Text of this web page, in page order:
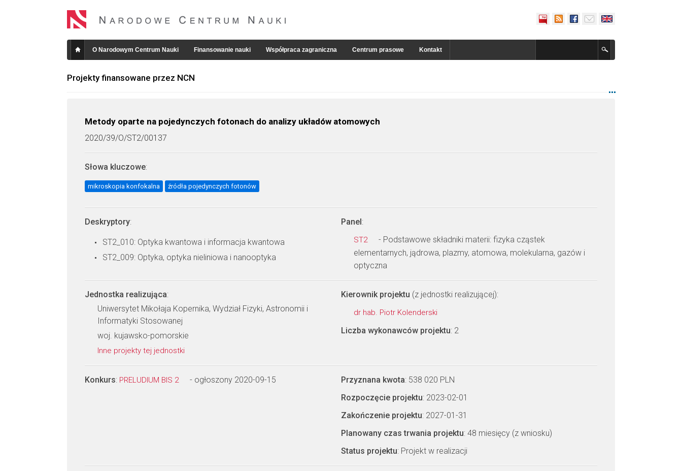
O Narodowym Centrum Nauki Finansowanie nauki Współpraca zagraniczna Centrum prasowe Kontakt
Projekty finansowane przez NCN
Metody oparte na pojedynczych fotonach do analizy układów atomowych
2020/39/O/ST2/00137
Słowa kluczowe:
mikroskopia konfokalna źródła pojedynczych fotonów
Deskryptory:
ST2_010: Optyka kwantowa i informacja kwantowa
ST2_009: Optyka, optyka nieliniowa i nanooptyka
Panel:
ST2
- Podstawowe składniki materii: fizyka cząstek
elementarnych, jądrowa, plazmy, atomowa, molekularna, gazów i
optyczna
Jednostka realizująca:
Uniwersytet Mikołaja Kopernika, Wydział Fizyki, Astronomii i
Informatyki Stosowanej
woj. kujawsko-pomorskie
Inne projekty tej jednostki
Kierownik projektu (z jednostki realizującej):
dr hab. Piotr Kolenderski
Liczba wykonawców projektu: 2
Konkurs: PRELUDIUM BIS 2 - ogłoszony 2020-09-15 Przyznana kwota: 538 020 PLN
Rozpoczęcie projektu: 2023-02-01
Zakończenie projektu: 2027-01-31
Planowany czas trwania projektu: 48 miesięcy (z wniosku)
Status projektu: Projekt w realizacji